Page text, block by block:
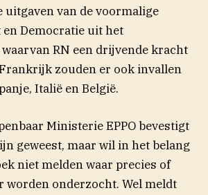
uitgaven van de voormalige
Democratie uit het
RN een drijvende kracht
zouden er ook invallen
Italië en België.
Ministerie EPPO bevestigt
geweest, maar wil in het belang
niet melden waar precies of
worden onderzocht. Wel meldt